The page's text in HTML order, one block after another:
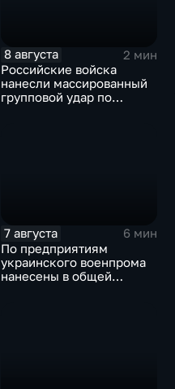
8 августа
2 мин
Российские войска
нанесли массированный
групповой удар по
7 августа
6 мин
По предприятиям
украинского военпрома
нанесены в общей